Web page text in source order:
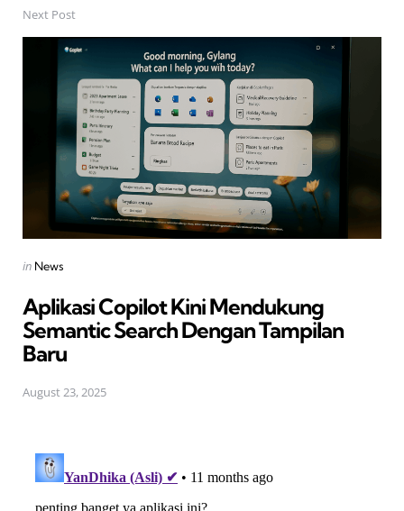
Next Post
Posted
in News
Aplikasi Copilot Kini Mendukung
Semantic Search Dengan Tampilan
Baru
August 23, 2025